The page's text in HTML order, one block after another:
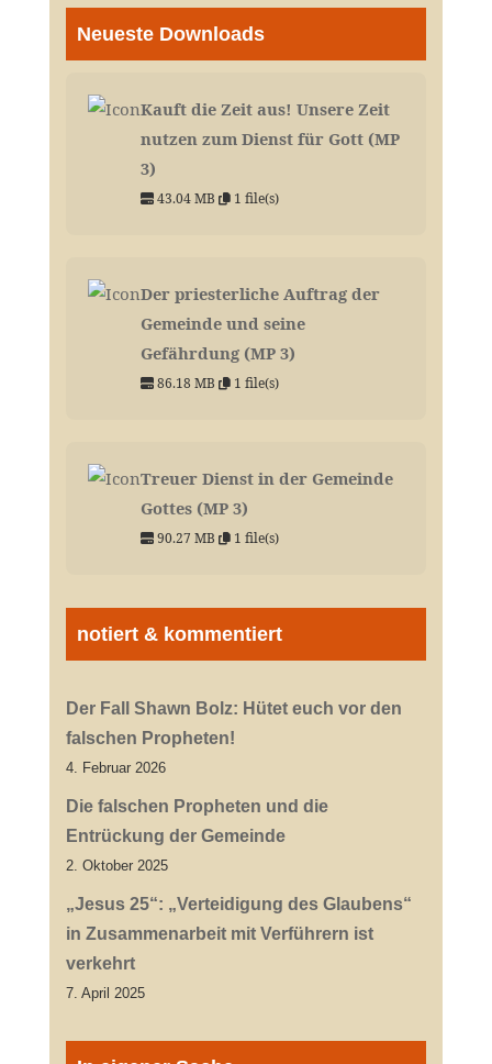
Neueste Downloads
Kauft die Zeit aus! Unsere Zeit
nutzen zum Dienst für Gott (MP
3)
43.04 MB 1 file(s)
Der priesterliche Auftrag der
Gemeinde und seine
Gefährdung (MP 3)
86.18 MB 1 file(s)
Treuer Dienst in der Gemeinde
Gottes (MP 3)
90.27 MB 1 file(s)
notiert & kommentiert
Der Fall Shawn Bolz: Hütet euch vor den
falschen Propheten!
4. Februar 2026
Die falschen Propheten und die
Entrückung der Gemeinde
2. Oktober 2025
„Jesus 25“: „Verteidigung des Glaubens“
in Zusammenarbeit mit Verführern ist
verkehrt
7. April 2025